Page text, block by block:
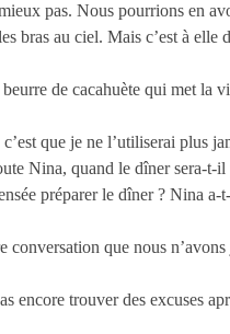
pas. Nous pourrions en
bras au ciel. Mais c’est à elle
de cacahuète qui met la
que je ne l’utiliserai plus
Nina, quand le dîner sera-t-il
préparer le dîner ? Nina a-
conversation que nous n’avons
encore trouver des excuses